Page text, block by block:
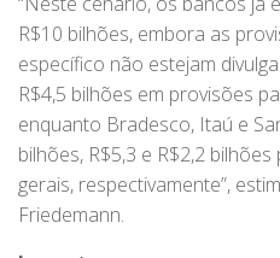
R$10 bilhões, embora as
específico não estejam
R$4,5 bilhões em provisões
enquanto Bradesco, Itaú e
bilhões, R$5,3 e R$2,2
gerais, respectivamente”,
Friedemann.